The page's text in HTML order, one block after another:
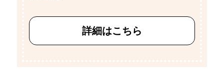
詳細はこちら